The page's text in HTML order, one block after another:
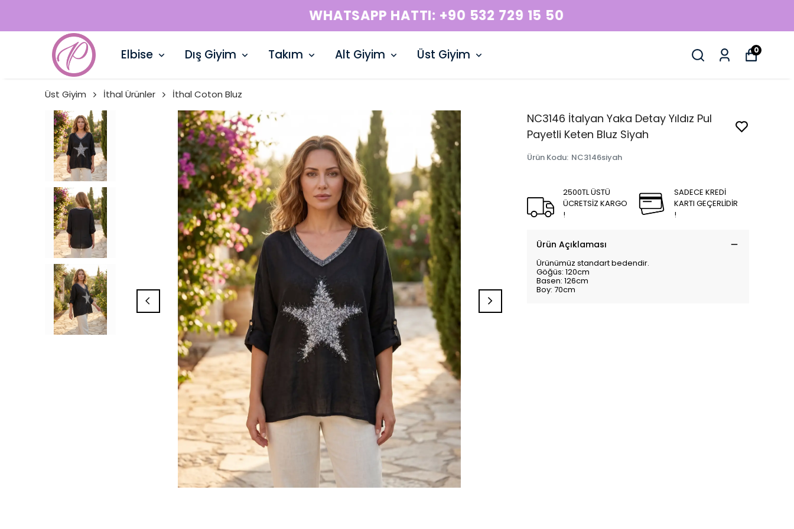
WHATSAPP HATTI: +90 532 729 15 50
Elbise Dış Giyim Takım Alt Giyim Üst Giyim 0
Üst Giyim İthal Ürünler İthal Coton Bluz
NC3146 İtalyan Yaka Detay Yıldız Pul
Payetli Keten Bluz Siyah
Ürün Kodu: NC3146siyah
2500TL ÜSTÜ
ÜCRETSİZ KARGO
!
SADECE KREDİ
KARTI GEÇERLİDİR
!
Ürün Açıklaması
Ürünümüz standart bedendir.
Göğüs: 120cm
Basen: 126cm
Boy: 70cm